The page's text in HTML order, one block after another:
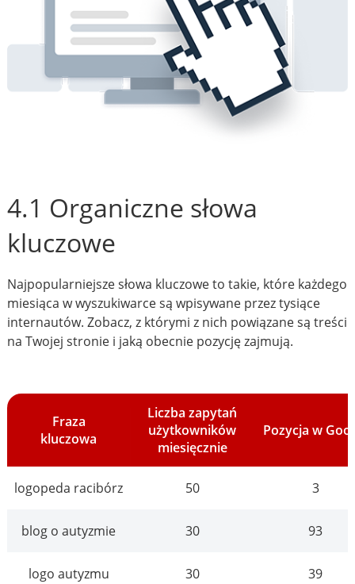
4.1 Organiczne słowa
kluczowe
Najpopularniejsze słowa kluczowe to takie, które każdego
miesiąca w wyszukiwarce są wpisywane przez tysiące
internautów. Zobacz, z którymi z nich powiązane są treści
na Twojej stronie i jaką obecnie pozycję zajmują.
Fraza
kluczowa
Liczba zapytań
użytkowników
miesięcznie
Pozycja w
logopeda racibórz 50 3
blog o autyzmie 30 93
logo autyzmu 30 39